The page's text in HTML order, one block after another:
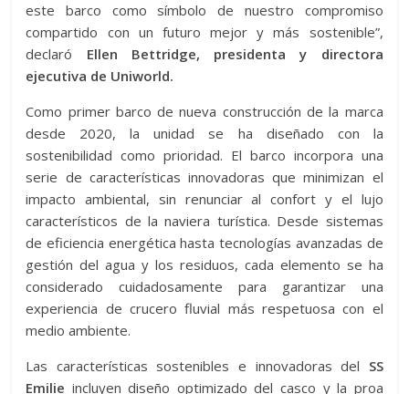
este barco como símbolo de nuestro compromiso
compartido con un futuro mejor y más sostenible”,
declaró Ellen Bettridge, presidenta y directora
ejecutiva de Uniworld.
Como primer barco de nueva construcción de la marca
desde 2020, la unidad se ha diseñado con la
sostenibilidad como prioridad. El barco incorpora una
serie de características innovadoras que minimizan el
impacto ambiental, sin renunciar al confort y el lujo
característicos de la naviera turística. Desde sistemas
de eficiencia energética hasta tecnologías avanzadas de
gestión del agua y los residuos, cada elemento se ha
considerado cuidadosamente para garantizar una
experiencia de crucero fluvial más respetuosa con el
medio ambiente.
Las características sostenibles e innovadoras del SS
Emilie incluyen diseño optimizado del casco y la proa